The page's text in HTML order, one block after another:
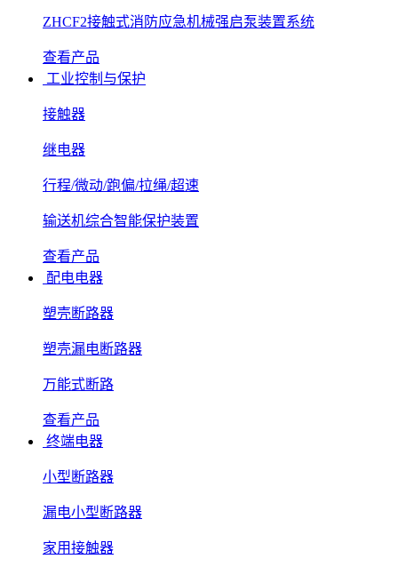
ZHCF2接触式消防应急机械强启泵装置系统
查看产品
工业控制与保护
接触器
继电器
行程/微动/跑偏/拉绳/超速
输送机综合智能保护装置
查看产品
配电电器
塑壳断路器
塑壳漏电断路器
万能式断路
查看产品
终端电器
小型断路器
漏电小型断路器
家用接触器